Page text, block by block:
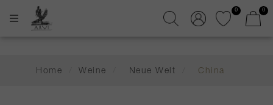
0 0
Home Weine Neue Welt China